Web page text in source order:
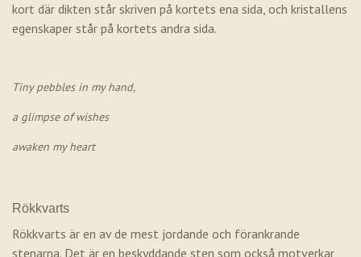
kort där dikten står skriven på kortets ena sida, och kristallens
egenskaper står på kortets andra sida.
Tiny pebbles in my hand,
a glimpse of wishes
awaken my heart
Rökkvarts
Rökkvarts är en av de mest jordande och förankrande
stenarna. Det är en beskyddande sten som också motverkar